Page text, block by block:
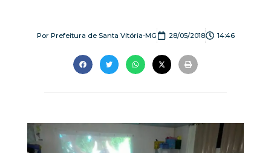
PorPrefeitura de Santa Vitória-MG 28/05/2018 14:46